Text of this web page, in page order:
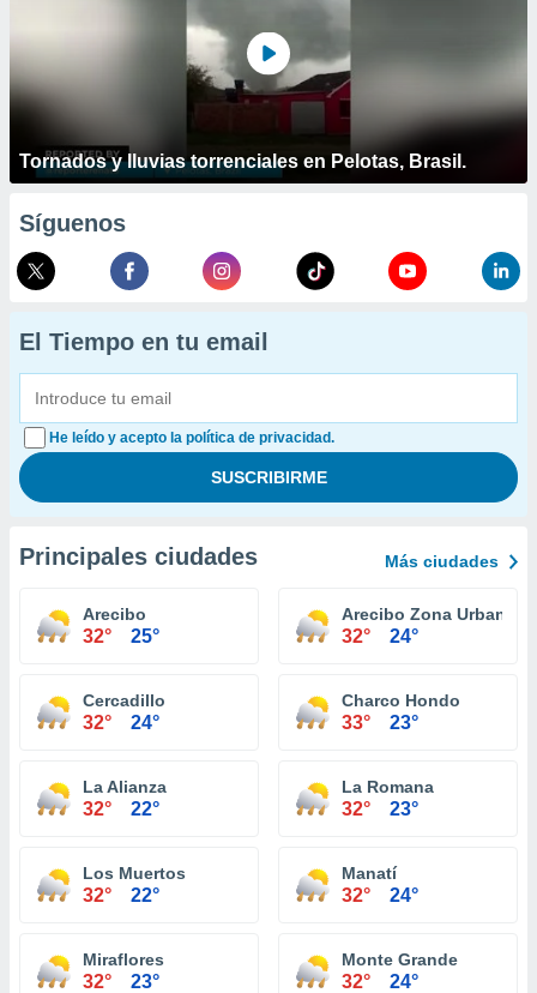
Tornados y lluvias torrenciales en Pelotas, Brasil.
Síguenos
El Tiempo en tu email
He leído y acepto la política de privacidad.
Principales ciudades Más ciudades
Arecibo
32° 25°
Arecibo Zona Urbana
32° 24°
Cercadillo
32° 24°
Charco Hondo
33° 23°
La Alianza
32° 22°
La Romana
32° 23°
Los Muertos
32° 22°
Manatí
32° 24°
Miraflores
32° 23°
Monte Grande
32° 24°